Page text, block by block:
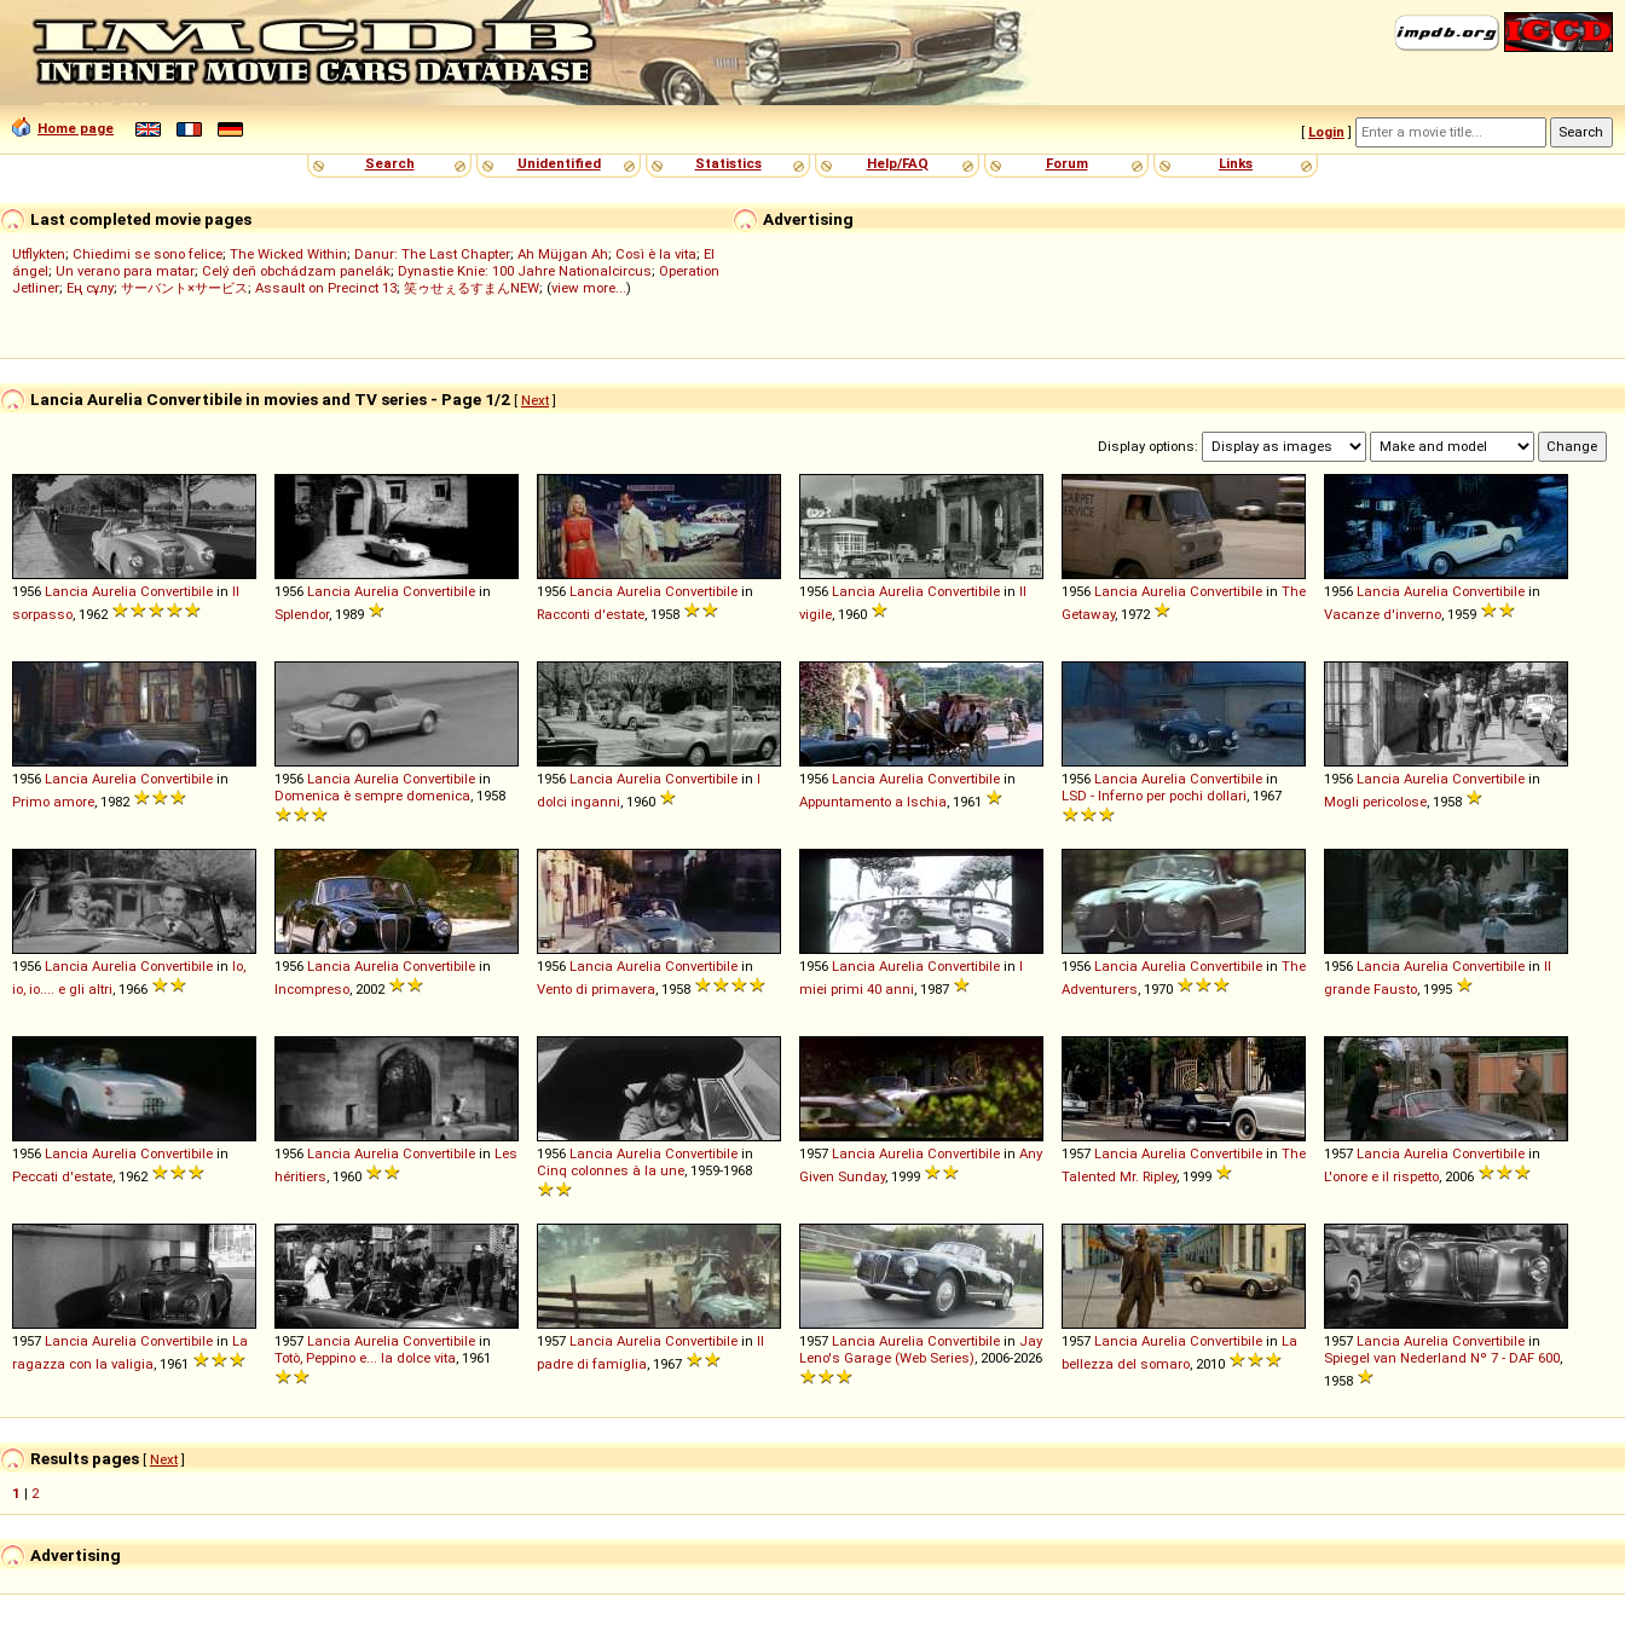
Home page [ Login ]
Search
Unidentified Statistics Help/FAQ Forum Links
Advertising
Last completed movie pages
Utflykten; Chiedimi se sono felice; The Wicked Within; Danur: The Last Chapter; Ah Müjgan Ah; Così è la vita; El
ángel; Un verano para matar; Celý deň obchádzam panelák; Dynastie Knie: 100 Jahre Nationalcircus; Operation
Jetliner; Ең сұлу; サーバント×サービス; Assault on Precinct 13; 笑ゥせぇるすまんNEW; (view more...)
Lancia Aurelia Convertibile in movies and TV series - Page 1/2 [ Next]
Display options:
1956 Lancia Aurelia Convertibile in Il
sorpasso , 1962
1956 Lancia Aurelia Convertibile in
Splendor, 1989
1956 Lancia Aurelia Convertibile in
Racconti d'estate , 1958
1956 Lancia Aurelia Convertibile in Il
vigile , 1960
1956 Lancia Aurelia Convertibile in The
Getaway, 1972
1956 Lancia Aurelia Convertibile in
Vacanze d'inverno , 1959
1956 Lancia Aurelia Convertibile in
Primo amore , 1982
1956 Lancia Aurelia Convertibile in
Domenica è sempre domenica , 1958
1956 Lancia Aurelia Convertibile in I
dolci inganni , 1960
1956 Lancia Aurelia Convertibile in
Appuntamento a Ischia , 1961
1956 Lancia Aurelia Convertibile in
LSD - Inferno per pochi dollari , 1967
1956 Lancia Aurelia Convertibile in
Mogli pericolose , 1958
1956 Lancia Aurelia Convertibile in Io,
io, io.... e gli altri , 1966
1956 Lancia Aurelia Convertibile in
Incompreso , 2002
1956 Lancia Aurelia Convertibile in
Vento di primavera , 1958
1956 Lancia Aurelia Convertibile in I
miei primi 40 anni , 1987
1956 Lancia Aurelia Convertibile in The
Adventurers , 1970
1956 Lancia Aurelia Convertibile in Il
grande Fausto , 1995
1956 Lancia Aurelia Convertibile in
Peccati d'estate , 1962
1956 Lancia Aurelia Convertibile in Les
héritiers , 1960
1956 Lancia Aurelia Convertibile in
Cinq colonnes à la une , 1959-1968
1957 Lancia Aurelia Convertibile in Any
Given Sunday, 1999
1957 Lancia Aurelia Convertibile in The
Talented Mr. Ripley, 1999
1957 Lancia Aurelia Convertibile in
L'onore e il rispetto , 2006
1957 Lancia Aurelia Convertibile in La
ragazza con la valigia , 1961
1957 Lancia Aurelia Convertibile in
Totò, Peppino e... la dolce vita , 1961
1957 Lancia Aurelia Convertibile in Il
padre di famiglia , 1967
1957 Lancia Aurelia Convertibile in Jay
Leno's Garage (Web Series) , 2006-2026
1957 Lancia Aurelia Convertibile in La
bellezza del somaro , 2010
1957 Lancia Aurelia Convertibile in
Spiegel van Nederland Nº 7 - DAF 600
1958
Results pages [ Next]
1 | 2
Advertising